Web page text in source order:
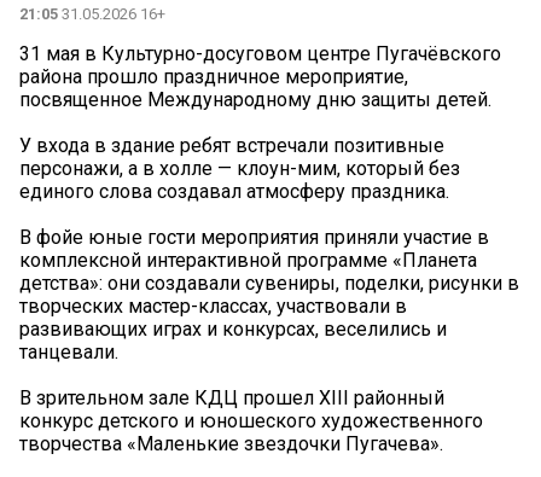
21:05 31.05.2026 16+
️31 мая в Культурно-досуговом центре Пугачёвского
района прошло праздничное мероприятие,
посвященное Международному дню защиты детей.
У входа в здание ребят встречали позитивные
персонажи, а в холле — клоун-мим, который без
единого слова создавал атмосферу праздника.
В фойе юные гости мероприятия приняли участие в
комплексной интерактивной программе «Планета
детства»: они создавали сувениры, поделки, рисунки в
творческих мастер-классах, участвовали в
развивающих играх и конкурсах, веселились и
танцевали.
В зрительном зале КДЦ прошел ХIII районный
конкурс детского и юношеского художественного
творчества «Маленькие звездочки Пугачева».